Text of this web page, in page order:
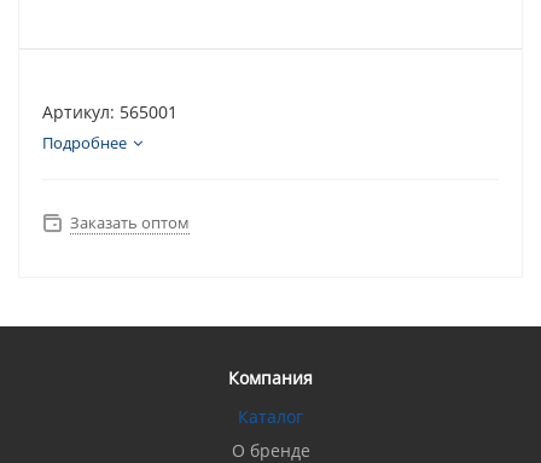
Артикул: 565001
Подробнее
Заказать оптом
Компания
Каталог
О бренде